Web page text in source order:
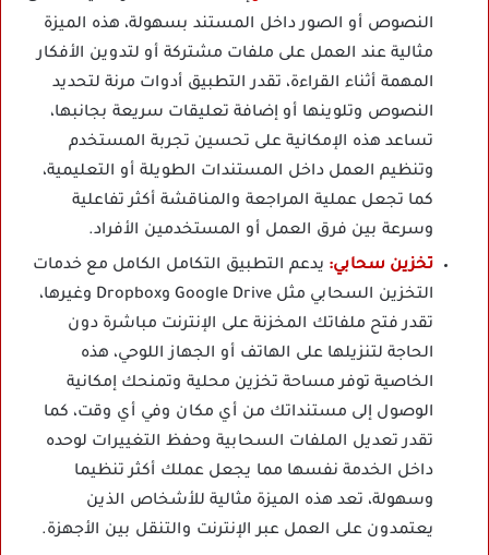
النصوص أو الصور داخل المستند بسهولة، هذه الميزة
مثالية عند العمل على ملفات مشتركة أو لتدوين الأفكار
المهمة أثناء القراءة، تقدر التطبيق أدوات مرنة لتحديد
النصوص وتلوينها أو إضافة تعليقات سريعة بجانبها،
تساعد هذه الإمكانية على تحسين تجربة المستخدم
وتنظيم العمل داخل المستندات الطويلة أو التعليمية،
كما تجعل عملية المراجعة والمناقشة أكثر تفاعلية
وسرعة بين فرق العمل أو المستخدمين الأفراد.
تخزين سحابي: يدعم التطبيق التكامل الكامل مع خدمات
التخزين السحابي مثل Google Drive وDropbox وغيرها،
تقدر فتح ملفاتك المخزنة على الإنترنت مباشرة دون
الحاجة لتنزيلها على الهاتف أو الجهاز اللوحي، هذه
الخاصية توفر مساحة تخزين محلية وتمنحك إمكانية
الوصول إلى مستنداتك من أي مكان وفي أي وقت، كما
تقدر تعديل الملفات السحابية وحفظ التغييرات لوحده
داخل الخدمة نفسها مما يجعل عملك أكثر تنظيما
وسهولة، تعد هذه الميزة مثالية للأشخاص الذين
يعتمدون على العمل عبر الإنترنت والتنقل بين الأجهزة.